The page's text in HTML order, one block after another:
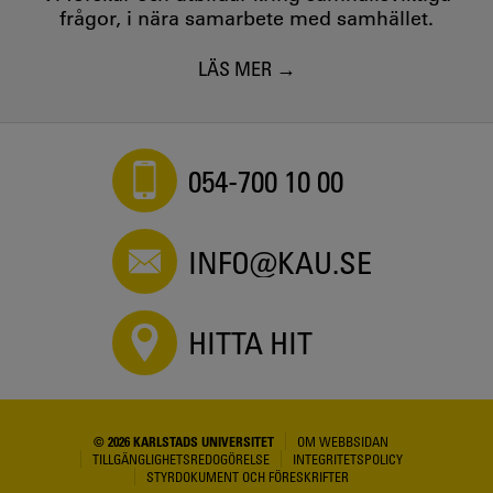
frågor, i nära samarbete med samhället.
LÄS MER
054-700 10 00
INFO@KAU.SE
HITTA HIT
© 2026 KARLSTADS UNIVERSITET
OM WEBBSIDAN
TILLGÄNGLIGHETSREDOGÖRELSE
INTEGRITETSPOLICY
STYRDOKUMENT OCH FÖRESKRIFTER